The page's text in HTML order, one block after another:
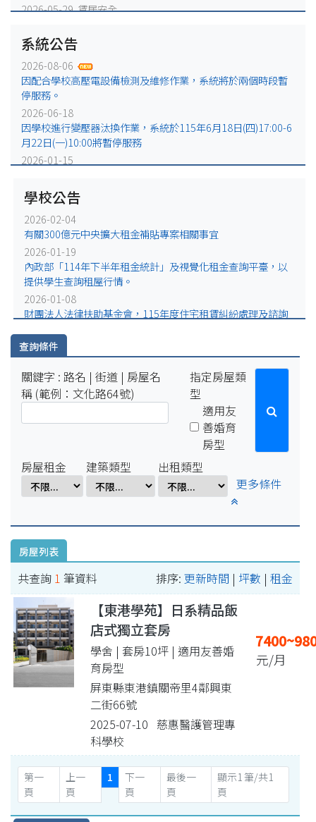
2026-05-29 賃居安全
2026-05-25 賃居安全
賃居退租注意事項
2026-05-18 賃居新聞
校外租屋租金補貼宣導公告
系統公告
2026-08-06
因配合學校高壓電設備檢測及維修作業，系統將於兩個時段暫
停服務。
2026-06-18
因學校進行變壓器汰換作業，系統於115年6月18日(四)17:00-6
月22日(一)10:00將暫停服務
2026-01-15
(五)17:00-1月19日(一)10:00將暫停服務
2025-12-31
因配合學校電力設備緊急維修作業，系統於115年1月2日
(五)17:00-1月5日(一)10:00將暫停服務。
2025-07-29
因配合學校例行性停電作業，系統於114年8月15日(五)16:00-8
月18日(一)10:00將暫停服務。
2025-04-01
因配合學校電氣設備檢修作業，系統於114年4月1日(二)17:00-
4月7日(一)8:00將暫停服務。
學校公告
2026-02-04
有關300億元中央擴大租金補貼專案相關事宜
2026-01-19
內政部「114年下半年租金統計」及視覺化租金查詢平臺，以
提供學生查詢租屋行情。
2026-01-08
財團法人法律扶助基金會，115年度住宅租賃糾紛處理及諮詢
2025-09-02
內政部社會住宅包租代管第4期計畫業者名單等宣導資料
查詢條件
關鍵字 : 路名 | 街道 | 房屋名
稱 (範例：文化路64號)
指定房屋類
型
適用友
善婚育
房型
房屋租金
建築類型
出租類型
更多條件
房屋列表
共查詢 1 筆資料 排序: 更新時間 | 坪數 | 租金
【東港學苑】日系精品飯
店式獨立套房
學舍 | 套房10坪 | 適用友善婚
育房型
屏東縣東港鎮關帝里4鄰興東
二街66號
2025-07-10 慈惠醫護管理專
科學校
元/月
第一
頁
上一
頁
1
下一
頁
最後一
頁
顯示1 筆/共1
頁